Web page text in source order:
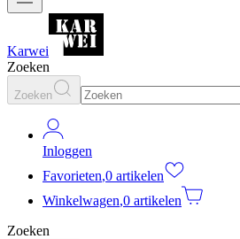
Karwei
Zoeken
Zoeken
Inloggen
Favorieten,0 artikelen
Winkelwagen,0 artikelen
Zoeken